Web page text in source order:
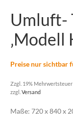
Umluft-
‚Modell
Preise nur sichtbar
Zzgl. 19% Mehrwertsteuer
zzgl.Versand
Maße: 720 x 840 x